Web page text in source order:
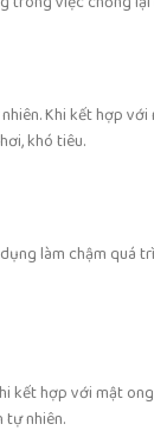
Khi kết hợp
khó tiêu.
làm chậm quá
kết hợp với mật
tự nhiên.